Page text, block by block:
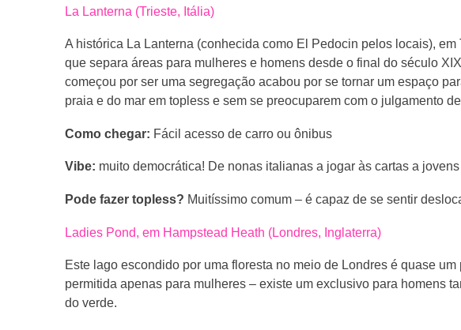
La Lanterna (Trieste, Itália)
A histórica La Lanterna (conhecida como El Pedocin pelos locais),
que separa áreas para mulheres e homens desde o final do século
começou por ser uma segregação acabou por se tornar um espaço
praia e do mar em topless e sem se preocuparem com o julgamento
Como chegar: Fácil acesso de carro ou ônibus
Vibe: muito democrática! De nonas italianas a jogar às cartas a
Pode fazer topless? Muitíssimo comum – é capaz de se sentir
Ladies Pond, em Hampstead Heath (Londres, Inglaterra)
Este lago escondido por uma floresta no meio de Londres é quase
permitida apenas para mulheres – existe um exclusivo para homens
do verde.